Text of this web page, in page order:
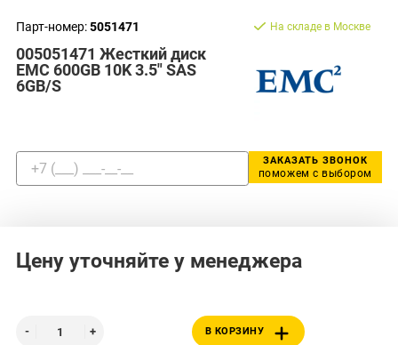
Парт-номер:5051471
005051471 Жесткий диск
EMC 600GB 10K 3.5" SAS
6GB/S
На складе в Москве
ЗАКАЗАТЬ ЗВОНОК
поможем с выбором
Цену уточняйте у менеджера
В КОРЗИНУ